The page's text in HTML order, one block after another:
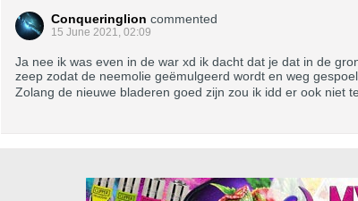
Conqueringlion commented
15 June 2021, 02:09
Ja nee ik was even in de war xd ik dacht dat je dat in de
zeep zodat de neemolie geëmulgeerd wordt en weg
Zolang de nieuwe bladeren goed zijn zou ik idd er ook niet